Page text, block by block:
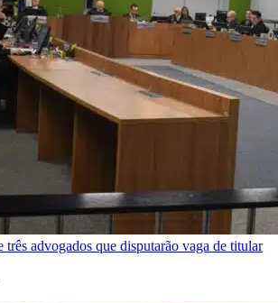
três advogados que disputarão vaga de titular